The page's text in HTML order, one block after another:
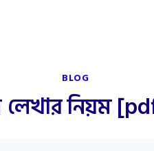
BLOG
লেখার নিয়ম